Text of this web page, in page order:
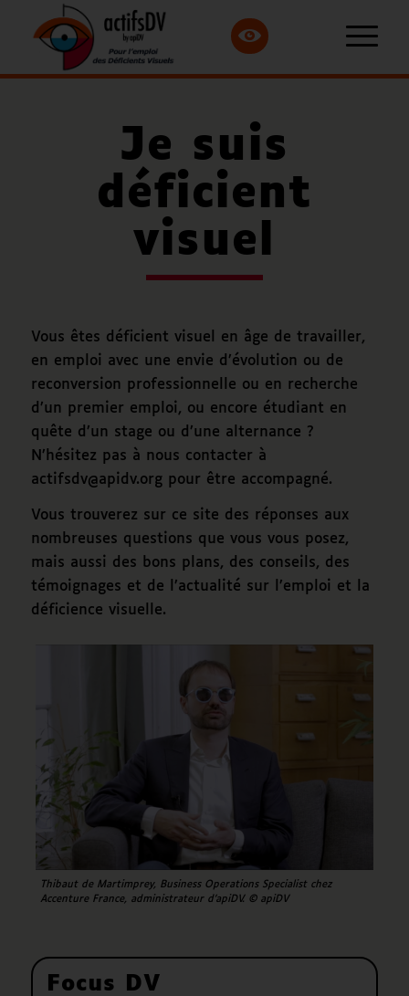
Je suis
déficient
visuel
Vous êtes déficient visuel en âge de travailler,
en emploi avec une envie d’évolution ou de
reconversion professionnelle ou en recherche
d’un premier emploi, ou encore étudiant en
quête d’un stage ou d’une alternance ?
N’hésitez pas à nous contacter à
actifsdv@apidv.org pour être accompagné.
Vous trouverez sur ce site des réponses aux
nombreuses questions que vous vous posez,
mais aussi des bons plans, des conseils, des
témoignages et de l’actualité sur l’emploi et la
déficience visuelle.
Thibaut de Martimprey, Business Operations Specialist chez
Accenture France, administrateur d’apiDV. © apiDV
Focus DV